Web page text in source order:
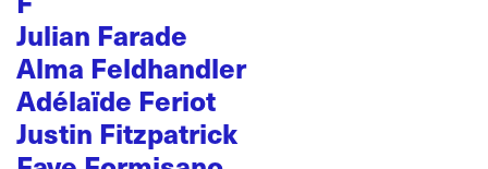
Julian Farade
Alma Feldhandler
Adélaïde Feriot
Justin Fitzpatrick